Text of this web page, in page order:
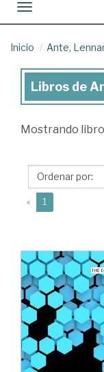
Toggle navigation
Inicio Ante,
Libros
Ante,
Libros de
Mostrando
« 1